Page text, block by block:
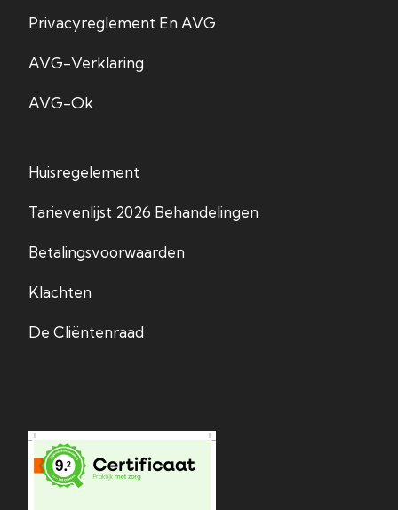
Privacyreglement En AVG
AVG-Verklaring
AVG-Ok
Huisregelement
Tarievenlijst 2026 Behandelingen
Betalingsvoorwaarden
Klachten
De Cliëntenraad